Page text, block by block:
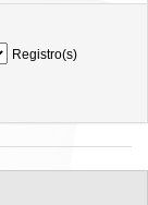
Registro(s)